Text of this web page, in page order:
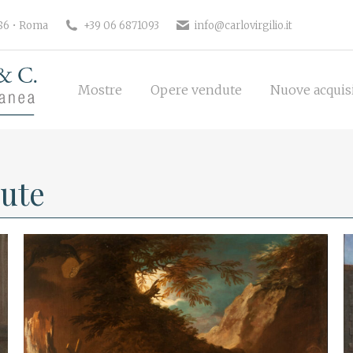
• Roma +39 06 6871093 info@carlovirgilio.it
Mostre Opere vendute Nuove